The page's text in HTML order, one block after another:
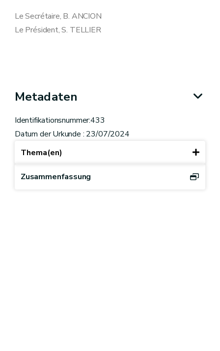
Le Secrétaire, B. ANCION
Le Président, S. TELLIER
Metadaten
Identifikationsnummer:433
Datum der Urkunde : 23/07/2024
Thema(en)
Zusammenfassung